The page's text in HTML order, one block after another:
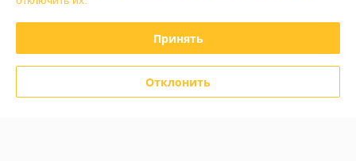
C4 / 100 С4 1990 - 1997гг.
120руб. 150 руб.
Купить
Принять
Отклонить